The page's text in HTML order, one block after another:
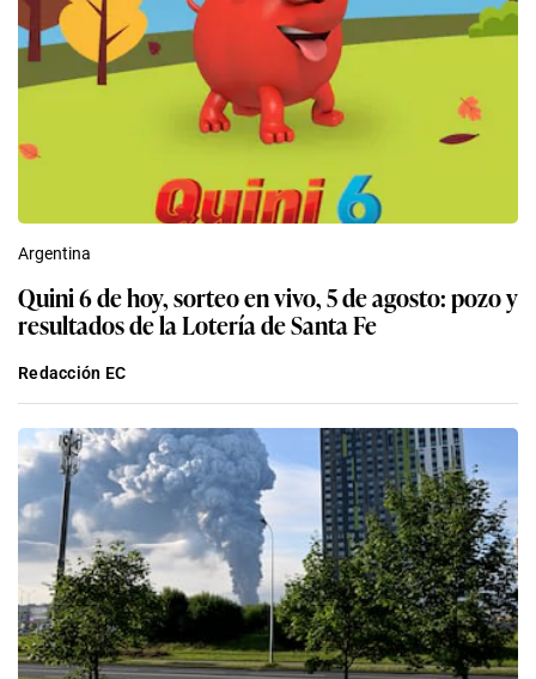
Argentina
Quini 6 de hoy, sorteo en vivo, 5 de agosto: pozo y
resultados de la Lotería de Santa Fe
Redacción EC